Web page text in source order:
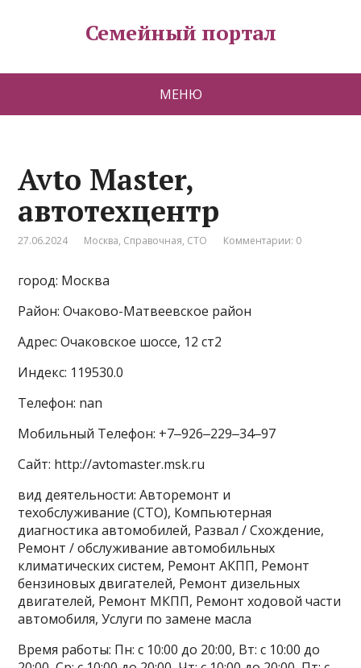
Семейный портал
МЕНЮ
Avto Master,
автотехцентр
27.06.2024 Москва, Справочная, СТО Комментарии: 0
город: Москва
Район: Очаково-Матвеевское район
Адрес: Очаковское шоссе, 12 ст2
Индекс: 119530.0
Телефон: nan
Мобильный Телефон: +7‒926‒229‒34‒97
Сайт: http://avtomaster.msk.ru
вид деятельности: Авторемонт и
техобслуживание (СТО), Компьютерная
диагностика автомобилей, Развал / Схождение,
Ремонт / обслуживание автомобильных
климатических систем, Ремонт АКПП, Ремонт
бензиновых двигателей, Ремонт дизельных
двигателей, Ремонт МКПП, Ремонт ходовой части
автомобиля, Услуги по замене масла
Время работы: Пн: с 10:00 до 20:00, Вт: с 10:00 до